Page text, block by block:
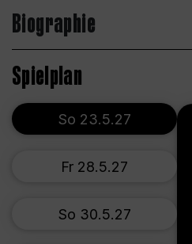
Biographie
Spielplan
So 23.5.27
Fr 28.5.27
So 30.5.27